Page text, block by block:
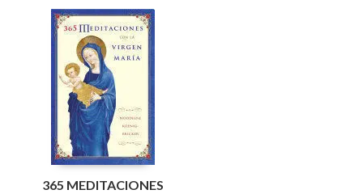
365 MEDITACIONES